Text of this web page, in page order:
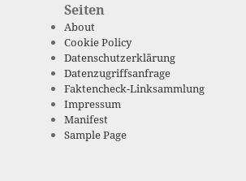
Seiten
About
Cookie Policy
Datenschutzerklärung
Datenzugriffsanfrage
Faktencheck-Linksammlung
Impressum
Manifest
Sample Page